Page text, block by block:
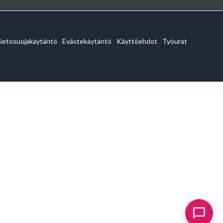
Evästekäytäntö Käyttöehdot Työurat